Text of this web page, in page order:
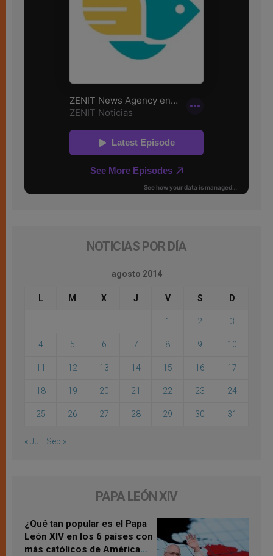
NOTICIAS POR DÍA
agosto 2014
L M X J V S D
1 2 3
4 5 6 7 8 9 10
11 12 13 14 15 16 17
18 19 20 21 22 23 24
25 26 27 28 29 30 31
« Jul Sep »
PAPA LEÓN XIV
¿Qué tan popular es el Papa
León XIV en los 6 países con
más católicos de América